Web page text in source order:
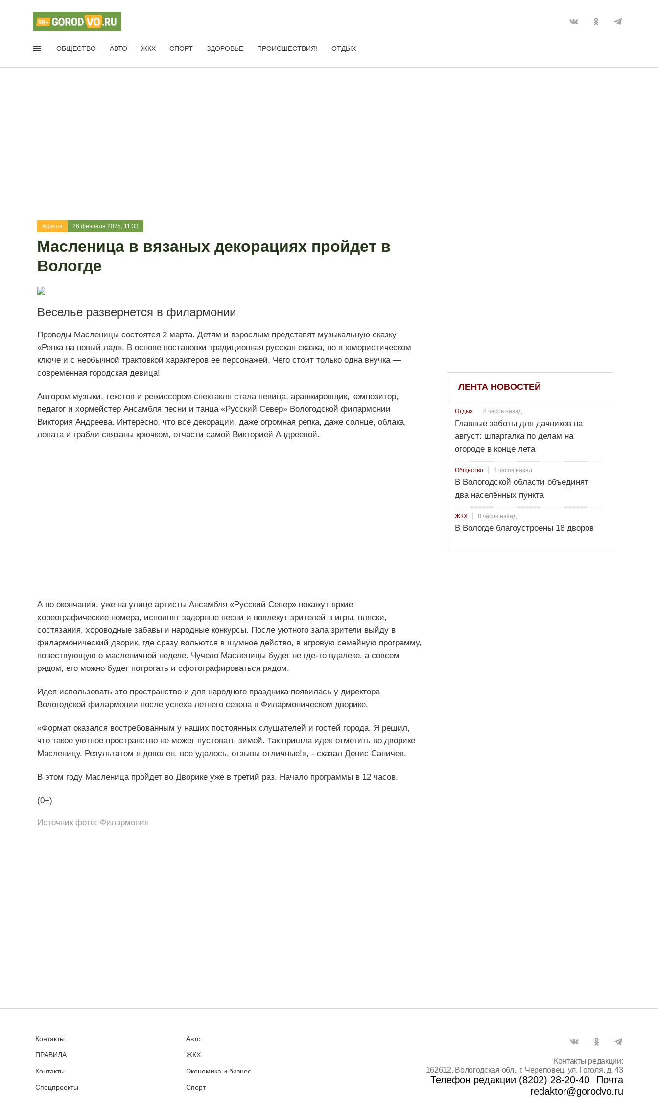
ОБЩЕСТВО АВТО ЖКХ СПОРТ ЗДОРОВЬЕ ПРОИСШЕСТВИЯ! ОТДЫХ
Афиша 26 февраля 2025, 11:33
Масленица в вязаных декорациях пройдет в
Вологде
Веселье развернется в филармонии
Проводы Масленицы состоятся 2 марта. Детям и взрослым представят музыкальную сказку
«Репка на новый лад». В основе постановки традиционная русская сказка, но в юмористическом
ключе и с необычной трактовкой характеров ее персонажей. Чего стоит только одна внучка —
современная городская девица!
Автором музыки, текстов и режиссером спектакля стала певица, аранжировщик, композитор,
педагог и хормейстер Ансамбля песни и танца «Русский Север» Вологодской филармонии
Виктория Андреева. Интересно, что все декорации, даже огромная репка, даже солнце, облака,
лопата и грабли связаны крючком, отчасти самой Викторией Андреевой.
А по окончании, уже на улице артисты Ансамбля «Русский Север» покажут яркие
хореографические номера, исполнят задорные песни и вовлекут зрителей в игры, пляски,
состязания, хороводные забавы и народные конкурсы. После уютного зала зрители выйду в
филармонический дворик, где сразу вольются в шумное действо, в игровую семейную программу,
повествующую о масленичной неделе. Чучело Масленицы будет не где-то вдалеке, а совсем
рядом, его можно будет потрогать и сфотографироваться рядом.
Идея использовать это пространство и для народного праздника появилась у директора
Вологодской филармонии после успеха летнего сезона в Филармоническом дворике.
«Формат оказался востребованным у наших постоянных слушателей и гостей города. Я решил,
что такое уютное пространство не может пустовать зимой. Так пришла идея отметить во дворике
Масленицу. Результатом я доволен, все удалось, отзывы отличные!», - сказал Денис Саничев.
В этом году Масленица пройдет во Дворике уже в третий раз. Начало программы в 12 часов.
(0+)
Источник фото: Филармония
ЛЕНТА НОВОСТЕЙ
Отдых 8 часов назад
Главные заботы для дачников на
август: шпаргалка по делам на
огороде в конце лета
Общество 8 часов назад
В Вологодской области объединят
два населённых пункта
ЖКХ 8 часов назад
В Вологде благоустроены 18 дворов
Контакты
ПРАВИЛА
Контакты
Спецпроекты
Авто
ЖКХ
Экономика и бизнес
Спорт
Контакты редакции:
162612, Вологодская обл., г. Череповец, ул. Гоголя, д. 43
Телефон редакции (8202) 28-20-40
Почта
redaktor@gorodvo.ru